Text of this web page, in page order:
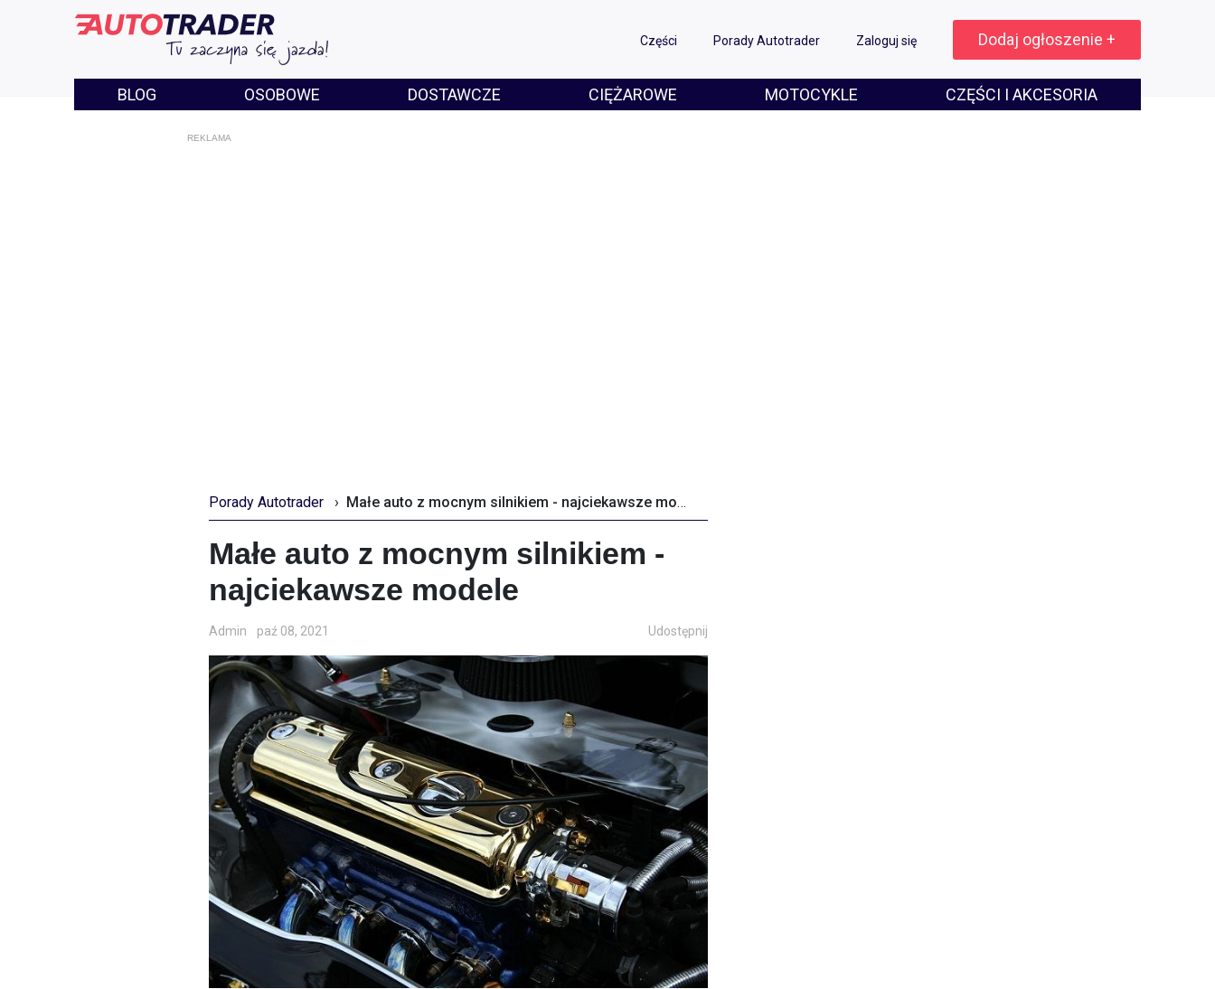
Części Porady Autotrader Zaloguj się Dodaj ogłoszenie +
BLOG OSOBOWE DOSTAWCZE CIĘŻAROWE MOTOCYKLE CZĘŚCI I AKCESORIA
REKLAMA
Porady Autotrader › Małe auto z mocnym silnikiem - najciekawsze modele
Małe auto z mocnym silnikiem -
najciekawsze modele
Admin paź 08, 2021 Udostępnij